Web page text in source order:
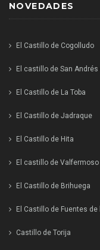
NOVEDADES
El Castillo de Cogolludo
El castillo de San
El Castillo de La Toba
El Castillo de Jadraque
El Castillo de Hita
El castillo de Valfermoso
El Castillo de Brihuega
El Castillo de Fuentes
Castillo de Torija